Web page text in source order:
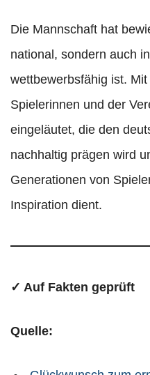
Die Mannschaft hat
national, sondern auch
wettbewerbsfähig ist.
Spielerinnen und der
eingeläutet, die den
nachhaltig prägen wird
Generationen von
Inspiration dient.
✓ Auf Fakten geprüft
Quelle: